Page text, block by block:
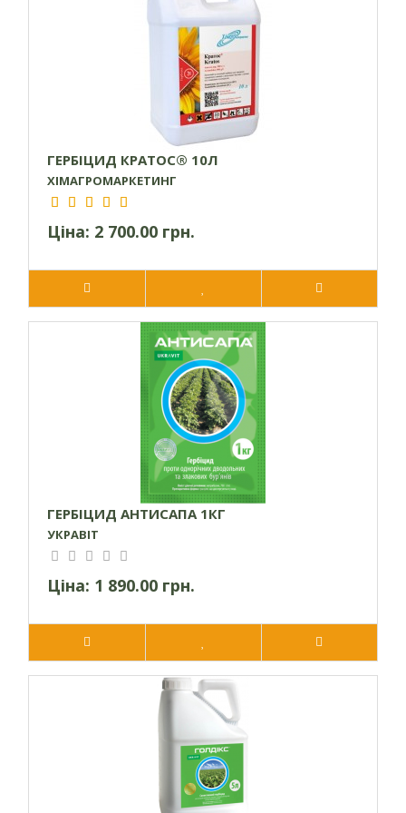
На відміну від звичайних бакових сумішей всі три
компонента діючої речовини горизонту містяться в
кожній краплі робочого розчину.
Має в своєму складі пар, на основі рослинних масел,
які дозволяють краще покривати і довше
утримуватись на листковій поверхні бур’янів.
Чудово поєднується з іншими гербіцидами для
підсилення дії проти певної групи бур’ нів, тим самим
вирішує проблеми захисту конкретного поля.
Зручна у використанні препаративна форма.
Екологічно безпечний – діюча речовина в ґрунті
Не рекомендується використовувати в бакових
сумішах з фосфорорганічними інсектицидами.
Класифікація вооз, токсикологічна характеристика:
ІІІ клас (помірно токсичні).
Термін придатності та умови зберігання препарату:
Три роки в закритій заводській упаковці при температурі
Шкідливі об’єкти:
грицики звичайні, дурман звичайний, жовтозілля весняне,
зірочник середній, глуха кропива стеблеобгортаюча,
підмаренник чіпкий, портулак городній, гірчак звичайний,
Середньочутливі:
вівсюг, жовтець повзучий, мишій (види), нетреба (види),
плоскуха (види), куряче просо, просо (види), ромашка
(види), чина бульбиста, щириця біла, щириця лободовидна.
горошок мишачий, пирій повзучий, ромашка лікарська,
свинорий пальчастий, гірчак почечуйний, гірчак
ГЕРБІЦИД КРАТОС® 10Л
ХІМАГРОМАРКЕТИНГ
Ціна: 2 700.00 грн.
ГЕРБІЦИД АНТИСАПА 1КГ
УКРАВІТ
Ціна: 1 890.00 грн.